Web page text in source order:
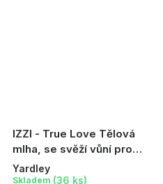
IZZI - True Love Tělová
mlha, se svěží vůní pro
mladé dívky, 100 ml
Yardley
Skladem (36 ks)